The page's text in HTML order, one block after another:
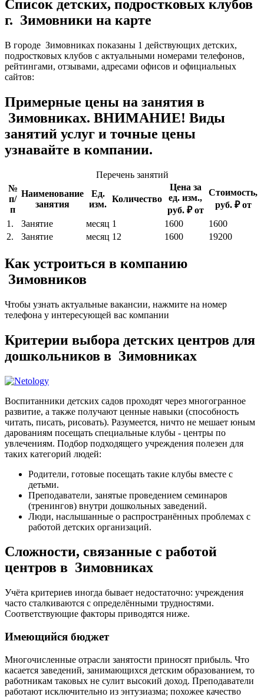
Список детских, подростковых клубов
г. Зимовники на карте
В городе Зимовниках показаны 1 действующих детских,
подростковых клубов с актуальными номерами телефонов,
рейтингами, отзывами, адресами офисов и официальных
сайтов:
Примерные цены на занятия в
Зимовниках. ВНИМАНИЕ! Виды
занятий услуг и точные цены
узнавайте в компании.
Перечень занятий
№
п/
п
Наименование
занятия
Ед.
изм.
Количество
Цена за
ед. изм.,
руб. ₽ от
Стоимость,
руб. ₽ от
1.
Занятие месяц 1 1600
1600
2.
Занятие месяц 12 1600 19200
Как устроиться в компанию
Зимовников
Чтобы узнать актуальные вакансии, нажмите на номер
телефона у интересующей вас компании
Критерии выбора детских центров для
дошкольников в Зимовниках
Воспитанники детских садов проходят через многогранное
развитие, а также получают ценные навыки (способность
читать, писать, рисовать). Разумеется, ничто не мешает юным
дарованиям посещать специальные клубы - центры по
увлечениям. Подбор подходящего учреждения полезен для
таких категорий людей:
Родители, готовые посещать такие клубы вместе с
детьми.
Преподаватели, занятые проведением семинаров
(тренингов) внутри дошкольных заведений.
Люди, наслышанные о распространённых проблемах с
работой детских организаций.
Сложности, связанные с работой
центров в Зимовниках
Учёта критериев иногда бывает недостаточно: учреждения
часто сталкиваются с определёнными трудностями.
Соответствующие факторы приводятся ниже.
Имеющийся бюджет
Многочисленные отрасли занятости приносят прибыль. Что
касается заведений, занимающихся детским образованием, то
работникам таковых не сулит высокий доход. Преподаватели
работают исключительно из энтузиазма; похожее качество